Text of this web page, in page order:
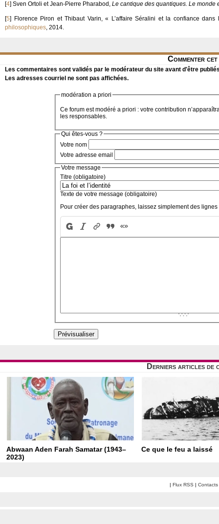
[4] Sven Ortoli et Jean-Pierre Pharabod, Le cantique des quantiques. Le monde
[5]
Florence Piron et Thibaut Varin, « L’affaire Séralini et la confiance
philosophiques, 2014.
Commenter
Les commentaires sont validés par le modérateur du site avant d'être
Les adresses courriel ne sont pas affichées.
modération a priori
Ce forum est modéré a priori : votre contribution
les responsables.
Qui êtes-vous ?
Votre nom
Votre adresse email
Votre message
Titre (obligatoire)
Texte de votre message (obligatoire)
Pour créer des paragraphes, laissez simplement des lignes
Derniers articles de
Abwaan Aden Farah Samatar (1943–
2023)
Ce que le feu a laissé
| Flux RSS | Contacts